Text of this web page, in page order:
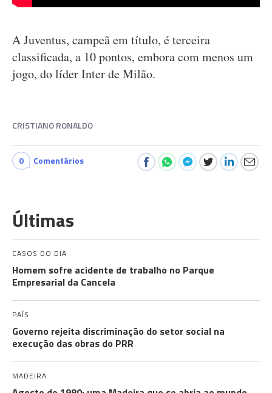
A Juventus, campeã em título, é terceira
classificada, a 10 pontos, embora com menos um
jogo, do líder Inter de Milão.
CRISTIANO RONALDO
0 Comentários
Últimas
CASOS DO DIA
Homem sofre acidente de trabalho no Parque
Empresarial da Cancela
PAÍS
Governo rejeita discriminação do setor social na
execução das obras do PRR
MADEIRA